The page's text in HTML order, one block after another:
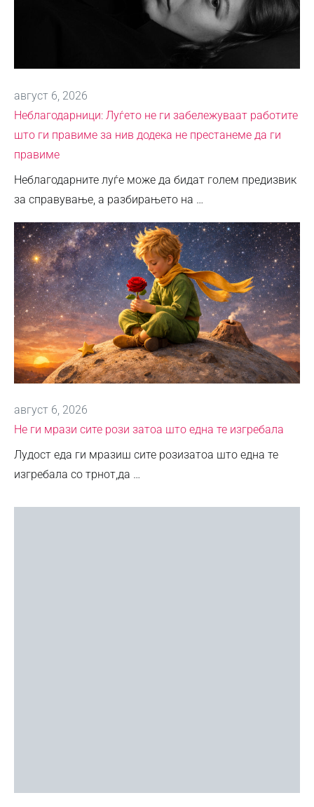
август 6, 2026
Неблагодарници: Луѓето не ги забележуваат работите
што ги правиме за нив додека не престанеме да ги
правиме
Неблагодарните луѓе може да бидат голем предизвик
за справување, а разбирањето на …
август 6, 2026
Не ги мрази сите рози затоа што една те изгребала
Лудост еда ги мразиш сите розизатоа што една те
изгребала со трнот,да …